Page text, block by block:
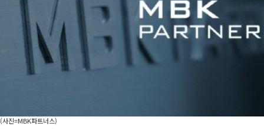
(사진=MBK파트너스)